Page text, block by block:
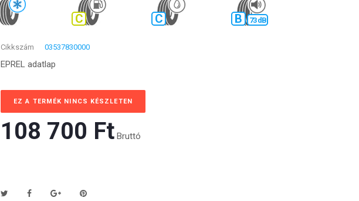
C C B 73 dB
Cikkszám 03537830000
EPREL adatlap
EZ A TERMÉK NINCS KÉSZLETEN
108 700 Ft‎ Bruttó